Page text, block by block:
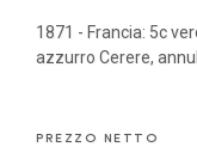
1871 - Francia: 5c
azzurro Cerere,
PREZZO NETTO